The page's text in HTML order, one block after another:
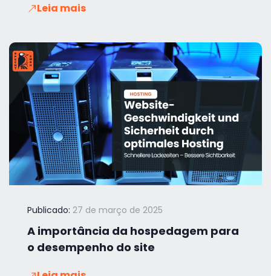
Leia mais
Publicado: 27 de março de 2025
A importância da hospedagem para
o desempenho do site